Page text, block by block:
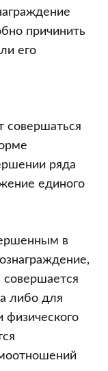
причинить
его
совершаться
ряда
единого
в
совершается
либо для
физического